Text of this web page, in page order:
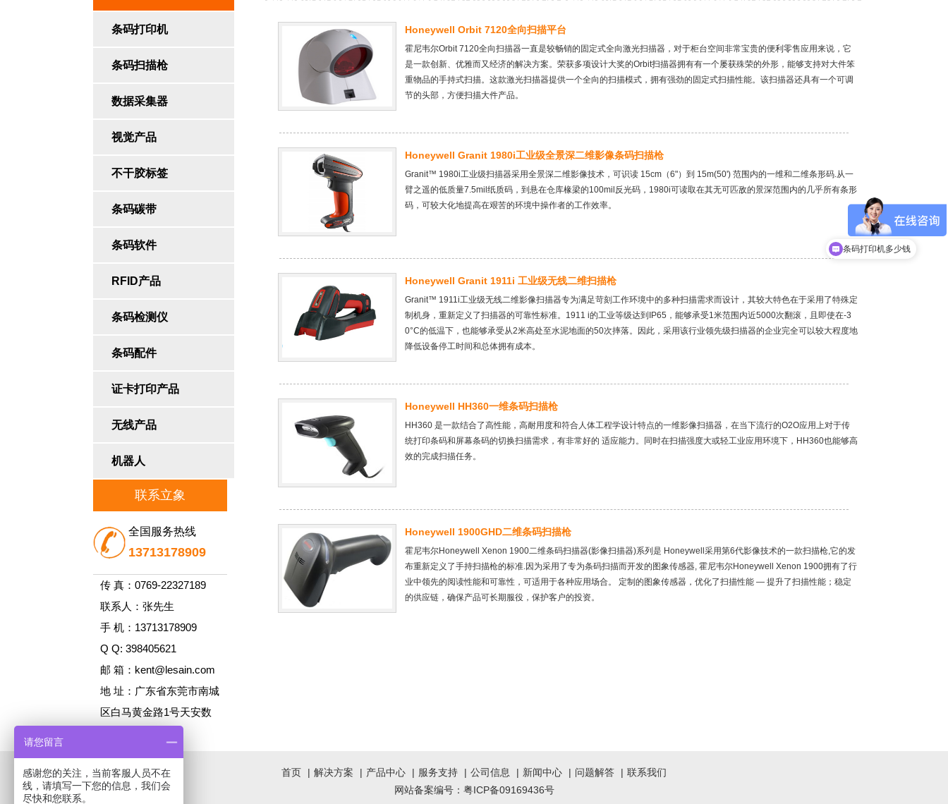
条码打印机
条码扫描枪
数据采集器
视觉产品
不干胶标签
条码碳带
条码软件
RFID产品
条码检测仪
条码配件
证卡打印产品
无线产品
机器人
联系立象
全国服务热线
13713178909
传 真：0769-22327189
联系人：张先生
手 机：13713178909
Q Q: 398405621
邮 箱：kent@lesain.com
地 址：广东省东莞市南城
区白马黄金路1号天安数
Honeywell Orbit 7120全向扫描平台
霍尼韦尔Orbit 7120全向扫描器一直是较畅销的固定式全向激光扫描器，对于柜台空间非常宝贵的便利零售应用来说，它
是一款创新、优雅而又经济的解决方案。荣获多项设计大奖的Orbit扫描器拥有有一个屡获殊荣的外形，能够支持对大件笨
重物品的手持式扫描。这款激光扫描器提供一个全向的扫描模式，拥有强劲的固定式扫描性能。该扫描器还具有一个可调
节的头部，方便扫描大件产品。
Honeywell Granit 1980i工业级全景深二维影像条码扫描枪
Granit™ 1980i工业级扫描器采用全景深二维影像技术，可识读 15cm（6"）到 15m(50') 范围内的一维和二维条形码.从一
臂之遥的低质量7.5mil纸质码，到悬在仓库椽梁的100mil反光码，1980i可读取在其无可匹敌的景深范围内的几乎所有条形
码，可较大化地提高在艰苦的环境中操作者的工作效率。
Honeywell Granit 1911i 工业级无线二维扫描枪
Granit™ 1911i工业级无线二维影像扫描器专为满足苛刻工作环境中的多种扫描需求而设计，其较大特色在于采用了特殊定
制机身，重新定义了扫描器的可靠性标准。1911 i的工业等级达到IP65，能够承受1米范围内近5000次翻滚，且即使在-3
0°C的低温下，也能够承受从2米高处至水泥地面的50次摔落。因此，采用该行业领先级扫描器的企业完全可以较大程度地
降低设备停工时间和总体拥有成本。
Honeywell HH360一维条码扫描枪
HH360 是一款结合了高性能，高耐用度和符合人体工程学设计特点的一维影像扫描器，在当下流行的O2O应用上对于传
统打印条码和屏幕条码的切换扫描需求，有非常好的 适应能力。同时在扫描强度大或轻工业应用环境下，HH360也能够高
效的完成扫描任务。
Honeywell 1900GHD二维条码扫描枪
霍尼韦尔Honeywell Xenon 1900二维条码扫描器(影像扫描器)系列是 Honeywell采用第6代影像技术的一款扫描枪,它的发
布重新定义了手持扫描枪的标准.因为采用了专为条码扫描而开发的图象传感器, 霍尼韦尔Honeywell Xenon 1900拥有了行
业中领先的阅读性能和可靠性，可适用于各种应用场合。 定制的图象传感器，优化了扫描性能 — 提升了扫描性能；稳定
的供应链，确保产品可长期服役，保护客户的投资。
首页 | 解决方案 | 产品中心 | 服务支持 | 公司信息 | 新闻中心 | 问题解答 | 联系我们
网站备案编号： 粤ICP备09169436号
条码打印机多少钱
请您留言
感谢您的关注，当前客服人员不在
线，请填写一下您的信息，我们会
尽快和您联系。